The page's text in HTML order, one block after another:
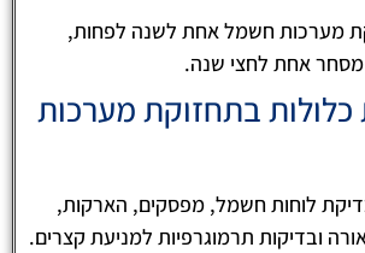
מערכות חשמל אחת לשנה לפחות,
מסחר אחת לחצי שנה.
כלולות בתחזוקת מערכות
לוחות חשמל, מפסקים, הארקות,
ובדיקות תרמוגרפיות למניעת קצרים.